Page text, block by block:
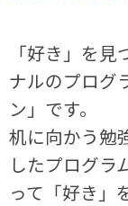
「好き」を
ナルのプログ
ン」です。
机に向かう勉
したプログラ
って「好き」